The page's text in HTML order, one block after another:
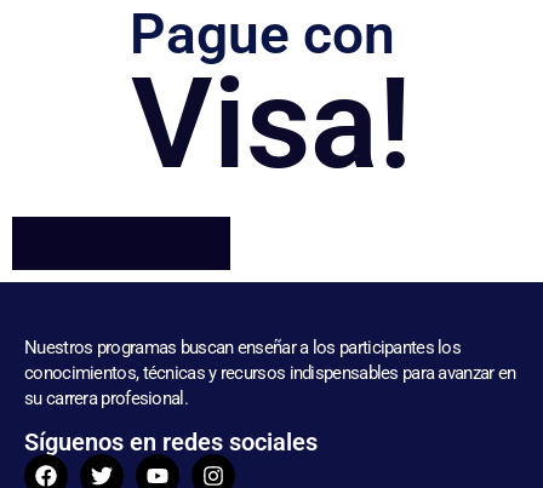
Pague con
Visa!
Nuestros programas buscan enseñar a los participantes los
conocimientos, técnicas y recursos indispensables para avanzar en
su carrera profesional.
Síguenos en redes sociales